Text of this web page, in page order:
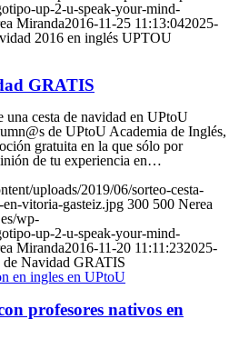
up-2-u-speak-your-mind-
Miranda2016-11-25 11:13:042025-
2016 en inglés UPTOU
GRATIS
una cesta de navidad en UPtoU
de UPtoU Academia de Inglés,
gratuita en la que sólo por
de tu experiencia en…
uploads/2019/06/sorteo-cesta-
vitoria-gasteiz.jpg 300 500 Nerea
wp-
up-2-u-speak-your-mind-
Miranda2016-11-20 11:11:232025-
de Navidad GRATIS
profesores nativos en